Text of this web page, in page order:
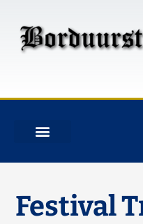
Festival